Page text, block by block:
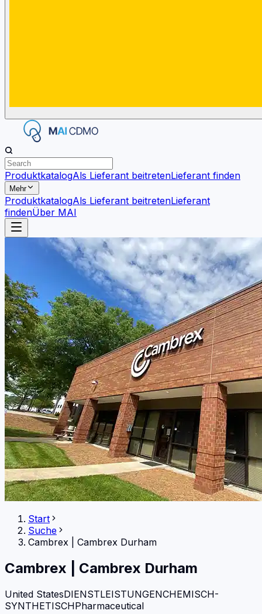
ProduktkatalogAls Lieferant beitretenLieferant finden
Mehr
ProduktkatalogAls Lieferant beitretenLieferant
findenÜber MAI
Start
Suche
Cambrex
Cambrex Durham
Cambrex Cambrex Durham
United StatesDIENSTLEISTUNGENCHEMISCH-
SYNTHETISCHPharmaceutical